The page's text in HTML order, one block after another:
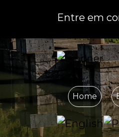
Entre em
Home